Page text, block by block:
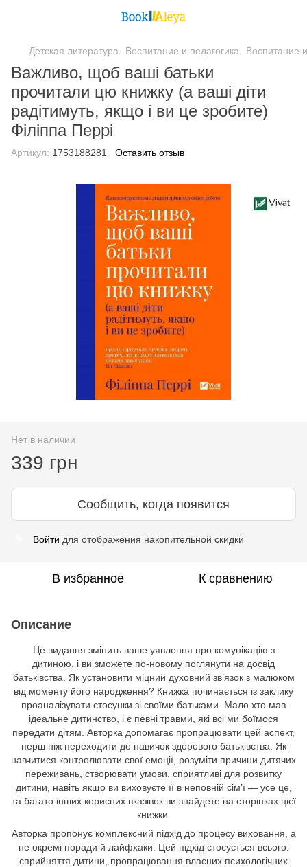
Детская литература Воспитание и педагогика Воспитание
Важливо, щоб ваші батьки
прочитали цю книжку (а ваші діти
радітимуть, якщо і ви це зробите)
Філіппа Перрі
Артикул: 1753188281 Оставить отзыв
Нет в наличии
339 грн
Сообщить, когда появится
Войти для отображения накопительной скидки
В избранное К сравнению
Описание
Це видання змінить ваше уявлення про комунікацію з
дитиною, і ви зможете по-новому поглянути на досвід
батьківства. Як установити міцний духовний зв’язок з малюком
від моменту його народження? Книжка починається із заклику
проаналізувати стосунки зі своїми батьками. Мало хто мав
ідеальне дитинство, і є певні травми, які всі ми боїмося
передати дітям. Авторка допомагає пропрацювати цей аспект,
перш ніж переходити до навичок здорового батьківства. Як
навчитися контролювати свої емоції, розуміти причини дитячих
переживань, створювати умови, сприятливі для розвитку
дитини, навіть якщо ви виховуєте її в неповній сім’ї — усе це,
та багато інших корисних вказівок ви знайдете на сторінках цієї
книжки.
Авторка пропонує комплексний підхід до процесу виховання, а
не окремі поради й лайфхаки. Цей підхід стосується всього:
сприйняття дитини, пропрацювання власних психологічних